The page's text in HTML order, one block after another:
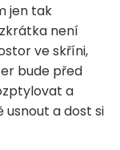
jen tak
není
ve skříni,
bude před
a
a dost si